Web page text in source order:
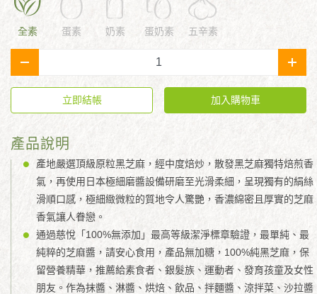
全素 蛋素 奶素 蛋奶素 五辛素
- +
立即結帳 加入購物車
產品說明
產地嚴選頂級原粒黑芝麻，經中度焙炒，散發黑芝麻獨特焙煎香
氣，再使用日本極細磨醬設備研磨至光滑柔細，呈現獨有的絹絲
滑順口感，極細緻微粒的質地令人驚艷，香濃綿密且厚實的芝麻
香氣讓人眷戀。
通過慈悅「100%無添加」最高等級潔淨標章驗證，最單純、最
純粹的芝麻醬，請安心食用，產品無加糖，100%純黑芝麻，保
留營養精華，推薦給素食者、銀髮族、運動者、發育孩童及女性
朋友。作為抹醬、淋醬、烘焙、飲品、拌麵醬、涼拌菜、沙拉醬